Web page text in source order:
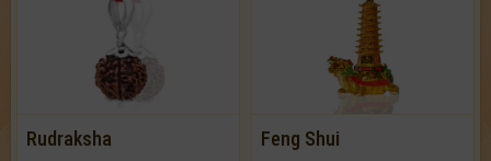
Rudraksha Feng Shui